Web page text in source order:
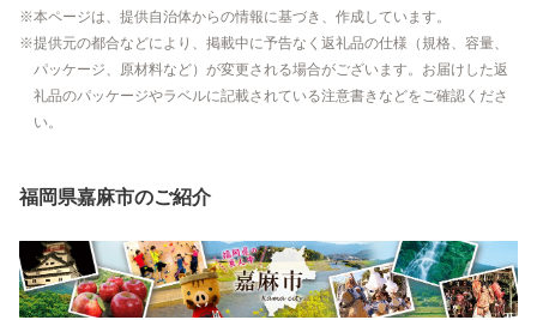
本ページは、提供自治体からの情報に基づき、作成しています。
提供元の都合などにより、掲載中に予告なく返礼品の仕様（規格、容量、
パッケージ、原材料など）が変更される場合がございます。お届けした返
礼品のパッケージやラベルに記載されている注意書きなどをご確認くださ
い。
福岡県嘉麻市のご紹介